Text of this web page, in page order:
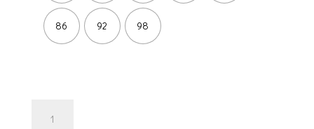
86 92 98